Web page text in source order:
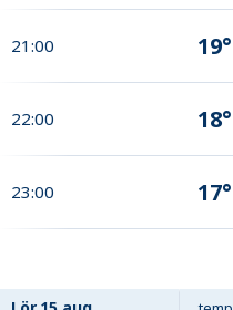
21:00 19°
22:00 18°
23:00 17°